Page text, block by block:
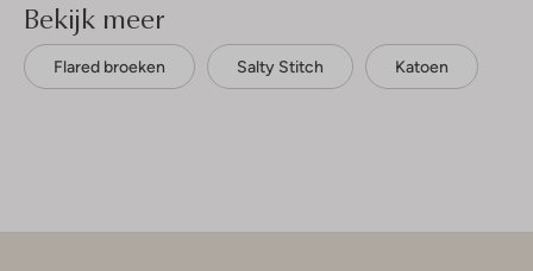
Bekijk meer
Flared broeken Salty Stitch Katoen